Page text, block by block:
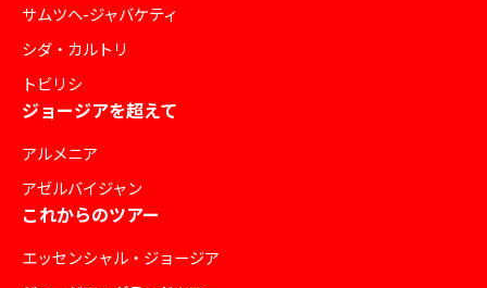
サムツヘ-ジャバケティ
シダ・カルトリ
トビリシ
ジョージアを超えて
アルメニア
アゼルバイジャン
これからのツアー
エッセンシャル・ジョージア